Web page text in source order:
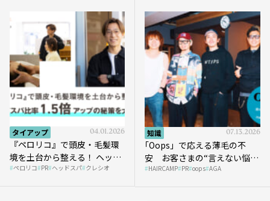
タイアップ 04.01.2026
『ペロリコ』で頭皮・毛髪環
境を土台から整える！ ヘッド
スパ比率1.5倍アップの秘策を
ペロリコ PR ヘッドスパ クレシオ
知識 07.13.2026
｢Oops」で応える薄毛の不
安 お客さまの“言えない悩
み”にどう向き合う？ ＃01
HAIRCAMP PR oops AGA